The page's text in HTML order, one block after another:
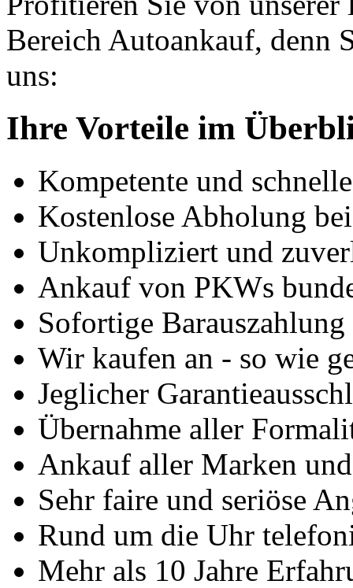
Bereich Autoankauf, denn
uns:
Ihre Vorteile im
Kompetente und
Kostenlose Abholung
Unkompliziert und
Ankauf von PKWs
Sofortige
Wir kaufen an - so wie
Jeglicher
Übernahme aller
Ankauf aller Marken
Sehr faire und seriöse
Rund um die Uhr
Mehr als 10 Jahre